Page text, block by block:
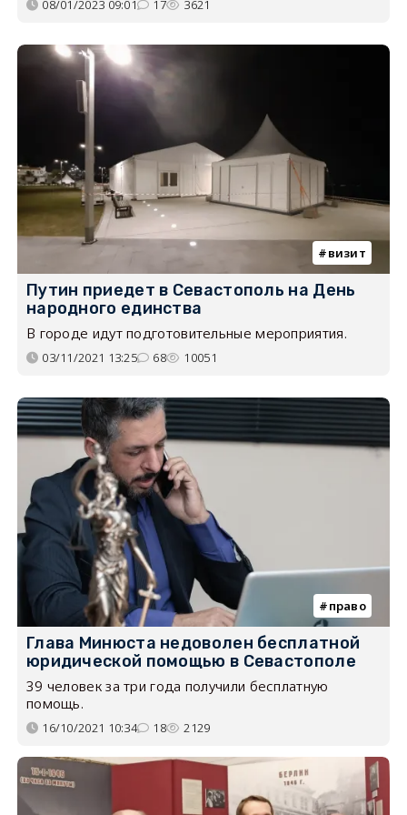
08/01/2023 09:01 17 3621
визит
Путин приедет в Севастополь на День
народного единства
В городе идут подготовительные мероприятия.
03/11/2021 13:25 68 10051
право
Глава Минюста недоволен бесплатной
юридической помощью в Севастополе
39 человек за три года получили бесплатную
помощь.
16/10/2021 10:34 18 2129